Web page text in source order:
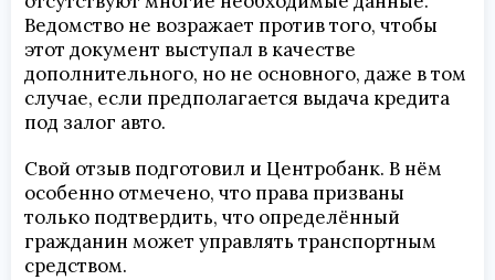
Ведомство не возражает против того, чтобы
этот документ выступал в качестве
дополнительного, но не основного, даже в том
случае, если предполагается выдача кредита
под залог авто.
Свой отзыв подготовил и Центробанк. В нём
особенно отмечено, что права призваны
только подтвердить, что определённый
гражданин может управлять транспортным
средством.